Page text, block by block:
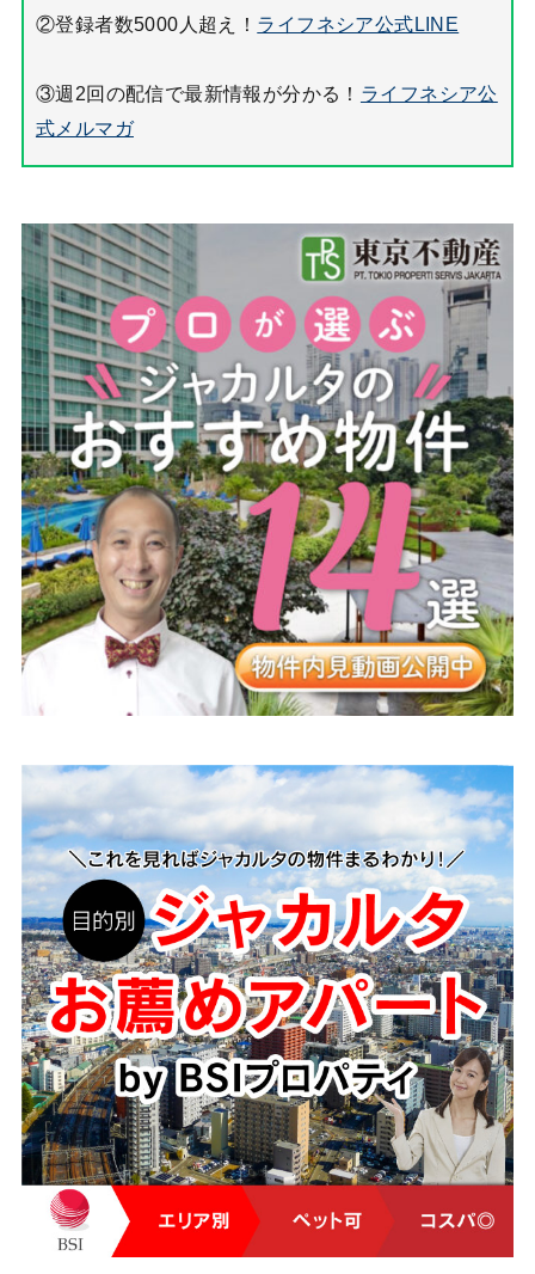
②登録者数5000人超え！ ライフネシア公式LINE
③週2回の配信で最新情報が分かる！ ライフネシア公
式メルマガ